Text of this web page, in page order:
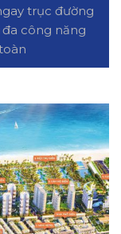
trục đường
công năng